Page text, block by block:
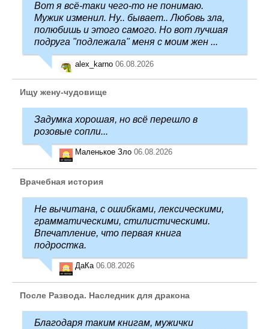
Вот я всё-таки чего-то не понимаю.
Мужик изменил. Ну.. бывает.. Любовь зла,
полюбишь и этого самого. Но вот лучшая
подруга "подлежала" меня с моим жен ...
alex_karno 06.08.2026
Ищу жену-чудовище
Задумка хорошая, но всё перешло в
розовые сопли...
Маленькое Зло 06.08.2026
Врачебная история
Не вычитана, с ошибками, лексическими,
грамматическими, стилистическими.
Впечатление, что первая книга
подростка.
ДаКа 06.08.2026
После Развода. Наследник для дракона
Благодаря таким книгам, мужички